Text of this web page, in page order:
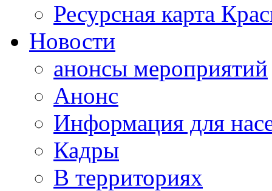
Ресурсная карта
Новости
анонсы мероприятий
Анонс
Информация для
Кадры
В территориях